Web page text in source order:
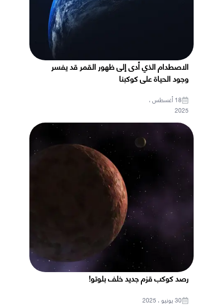
الاصطدام الذي أدى إلى ظهور القمر قد يفسر
وجود الحياة على كوكبنا
18 أغسطس ،
2025
رصد كوكب قزم جديد خلف بلوتو!
30 يونيو ، 2025